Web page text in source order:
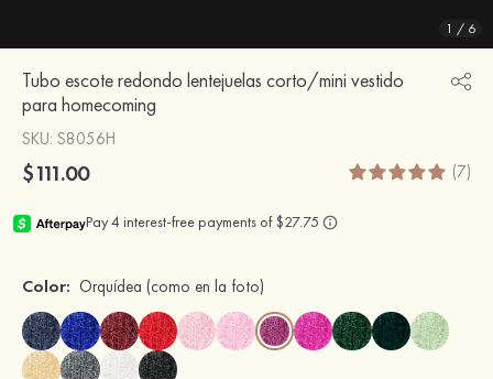
1 / 6
Tubo escote redondo lentejuelas corto/mini vestido
para homecoming
SKU: S8056H
$111.00 (7)
Color: Orquídea (como en la foto)